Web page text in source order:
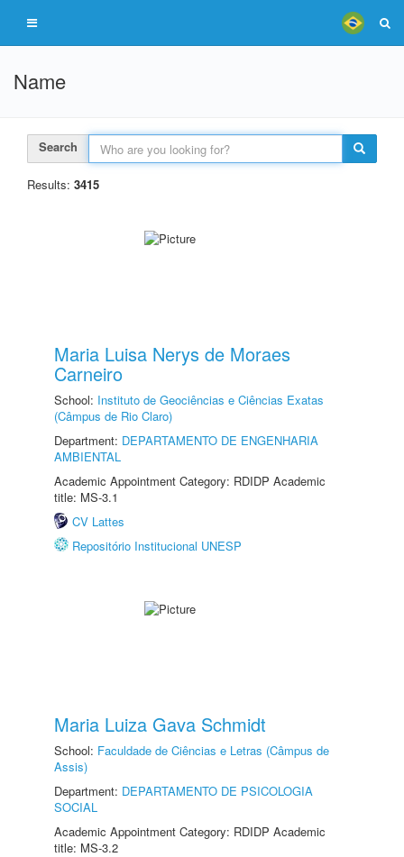
Name
Search
Results: 3415
Maria Luisa Nerys de Moraes
Carneiro
School: Instituto de Geociências e Ciências Exatas
(Câmpus de Rio Claro)
Department: DEPARTAMENTO DE ENGENHARIA
AMBIENTAL
Academic Appointment Category: RDIDP Academic
title: MS-3.1
CV Lattes
Repositório Institucional UNESP
Maria Luiza Gava Schmidt
School: Faculdade de Ciências e Letras (Câmpus de
Assis)
Department: DEPARTAMENTO DE PSICOLOGIA
SOCIAL
Academic Appointment Category: RDIDP Academic
title: MS-3.2